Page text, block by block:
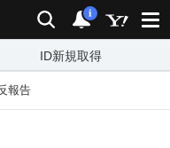
検索 通知
i
ID新規取得
報告